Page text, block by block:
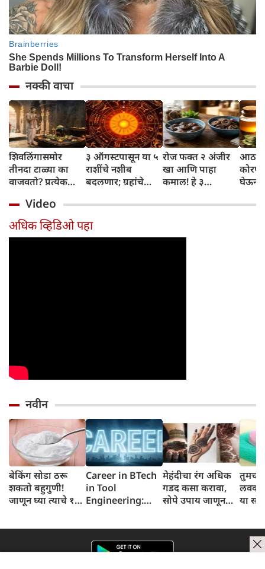
नक्की वाचा
शिवलिंगासमोर
तीनदा टाळ्या का
वाजवतो? प्रत्येक
जाणून घ्या
३ ऑगस्टपासून या ५
राशींचे नशीब
बदलणार; ग्रहांचे
संपतील आणि शुभ
दिवसांची सुरुवात
होईल
रोज फक्त २ अंजीर
खा आणि पाहा
कमाल! हे ३
तुम्हाला ठाऊक
घेऊन
Video
अधिक व्हिडिओ पहा
नवीन
बेकिंग सोडा ठरू
शकतो बहुगुणी!
जाणून घ्या त्याचे १०
Career in BTech
in Tool
Engineering:
करिअर बनवा पात्रता,
व्याप्ती ,पगार जाणून
मेहंदीचा रंग अधिक
गडद कसा करावा,
सोपे उपाय जाणून
तुमचा
लवकर
या